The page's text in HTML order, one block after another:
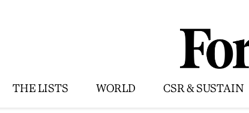
THE LISTS WORLD CSR & SUSTAIN